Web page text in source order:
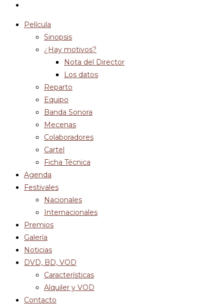
Película
Sinopsis
¿Hay motivos?
Nota del Director
Los datos
Reparto
Equipo
Banda Sonora
Mecenas
Colaboradores
Cartel
Ficha Técnica
Agenda
Festivales
Nacionales
Internacionales
Premios
Galería
Noticias
DVD, BD, VOD
Características
Alquiler y VOD
Contacto